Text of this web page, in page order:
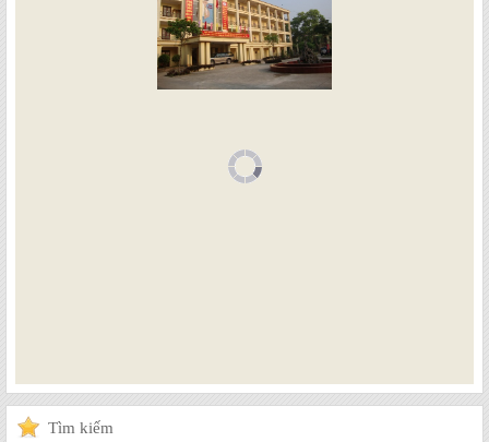
Tìm kiếm